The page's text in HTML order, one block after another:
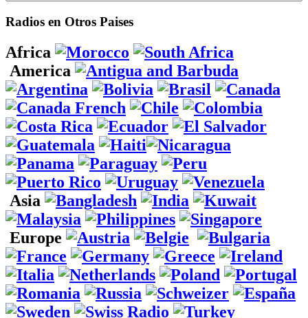
Radios en Otros Paises
Africa
America
Asia
Europe